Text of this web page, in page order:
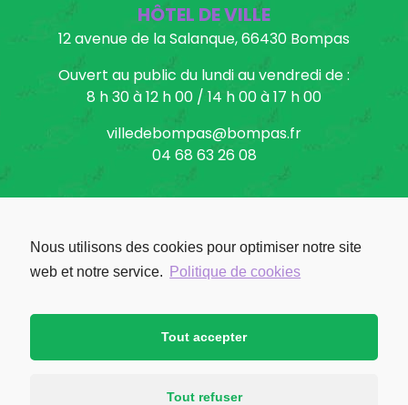
HÔTEL DE VILLE
12 avenue de la Salanque, 66430 Bompas
Ouvert au public du lundi au vendredi de :
8 h 30 à 12 h 00 / 14 h 00 à 17 h 00
villedebompas@bompas.fr
04 68 63 26 08
Facebook: Ville de Bompas
Nous utilisons des cookies pour optimiser notre site
web et notre service.
Politique de cookies
Tout accepter
Tout refuser